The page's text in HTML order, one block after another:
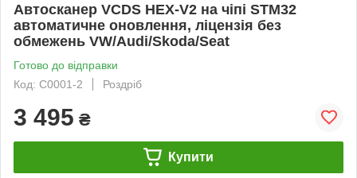
Автосканер VCDS HEX-V2 на чіпі STM32
автоматичне оновлення, ліцензія без
обмежень VW/Audi/Skoda/Seat
Готово до відправки
Код: C0001-2
Роздріб
3 495 ₴
Купити